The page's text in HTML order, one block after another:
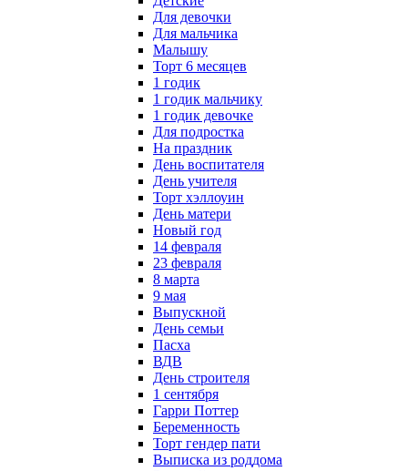
Для девочки
Для мальчика
Малышу
Торт 6 месяцев
1 годик
1 годик мальчику
1 годик девочке
Для подростка
На праздник
День воспитателя
День учителя
Торт хэллоуин
День матери
Новый год
14 февраля
23 февраля
8 марта
9 мая
Выпускной
День семьи
Пасха
ВДВ
День строителя
1 сентября
Гарри Поттер
Беременность
Торт гендер пати
Выписка из роддома